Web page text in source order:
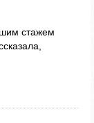
стажем